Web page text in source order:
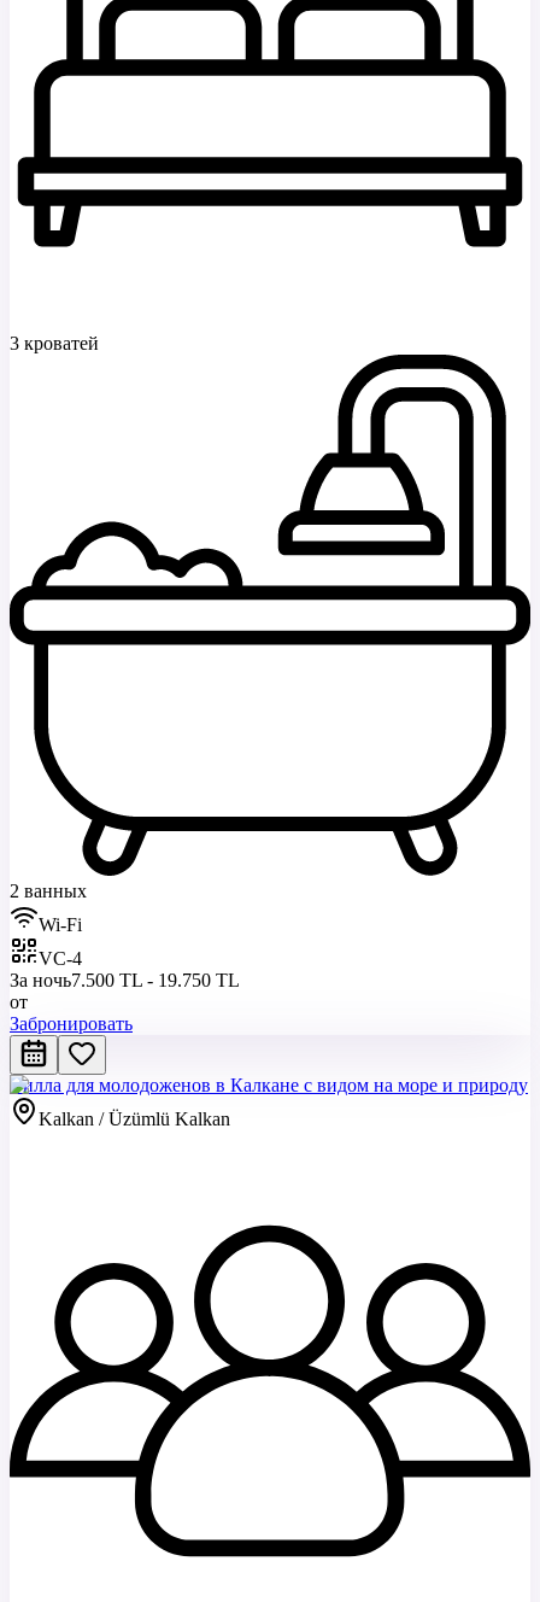
3 кроватей
2 ванных
Wi-Fi
VC-4
За ночь7.500 TL - 19.750 TL
от
Забронировать
Вилла для молодоженов в Калкане с видом на море и природу
Kalkan / Üzümlü Kalkan